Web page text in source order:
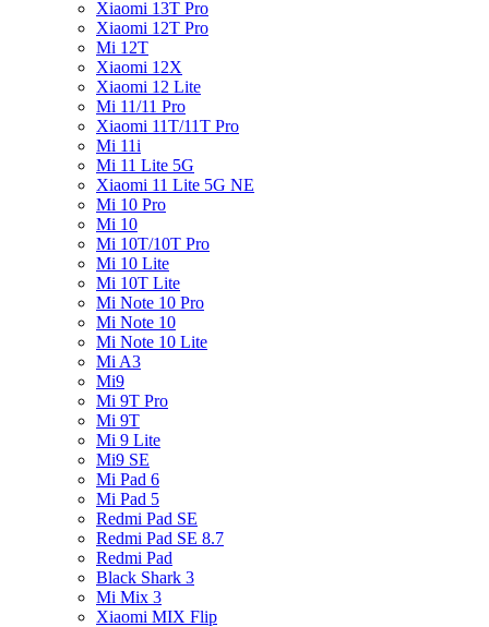
Xiaomi 13T Pro
Xiaomi 12T Pro
Mi 12T
Xiaomi 12X
Xiaomi 12 Lite
Mi 11/11 Pro
Xiaomi 11T/11T Pro
Mi 11i
Mi 11 Lite 5G
Xiaomi 11 Lite 5G NE
Mi 10 Pro
Mi 10
Mi 10T/10T Pro
Mi 10 Lite
Mi 10T Lite
Mi Note 10 Pro
Mi Note 10
Mi Note 10 Lite
Mi A3
Mi9
Mi 9T Pro
Mi 9T
Mi 9 Lite
Mi9 SE
Mi Pad 6
Mi Pad 5
Redmi Pad SE
Redmi Pad SE 8.7
Redmi Pad
Black Shark 3
Mi Mix 3
Xiaomi MIX Flip